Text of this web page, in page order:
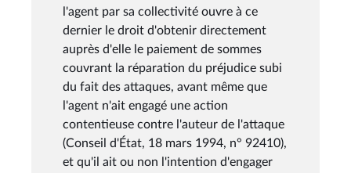
l'agent par sa collectivité ouvre à ce
dernier le droit d'obtenir directement
auprès d'elle le paiement de sommes
couvrant la réparation du préjudice subi
du fait des attaques, avant même que
l'agent n'ait engagé une action
contentieuse contre l'auteur de l'attaque
(Conseil d'État, 18 mars 1994, n° 92410),
et qu'il ait ou non l'intention d'engager